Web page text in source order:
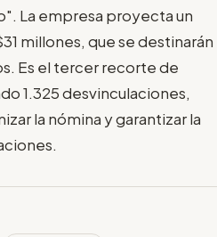
La empresa proyecta un
millones, que se destinarán
Es el tercer recorte de
1.325 desvinculaciones,
la nómina y garantizar la